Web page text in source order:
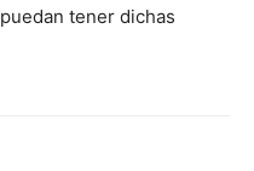
tener dichas